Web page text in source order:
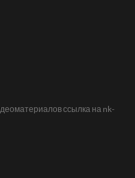
ссылка на nk-